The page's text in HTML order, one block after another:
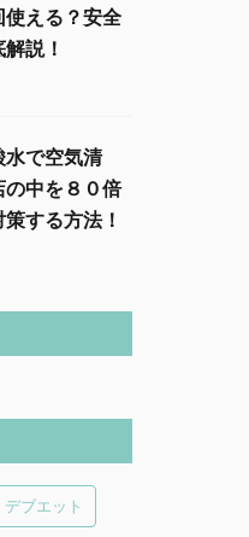
使える？安全
説！
水で空気清
の中を８０倍
する方法！
デブエット